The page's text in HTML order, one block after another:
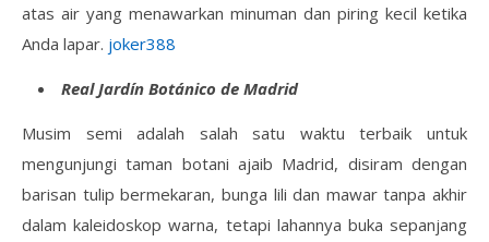
atas air yang menawarkan minuman dan piring kecil ketika
Anda lapar. joker388
Real Jardín Botánico de Madrid
Musim semi adalah salah satu waktu terbaik untuk
mengunjungi taman botani ajaib Madrid, disiram dengan
barisan tulip bermekaran, bunga lili dan mawar tanpa akhir
dalam kaleidoskop warna, tetapi lahannya buka sepanjang